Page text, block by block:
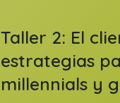
Taller 2: El
estrategias
millennials y